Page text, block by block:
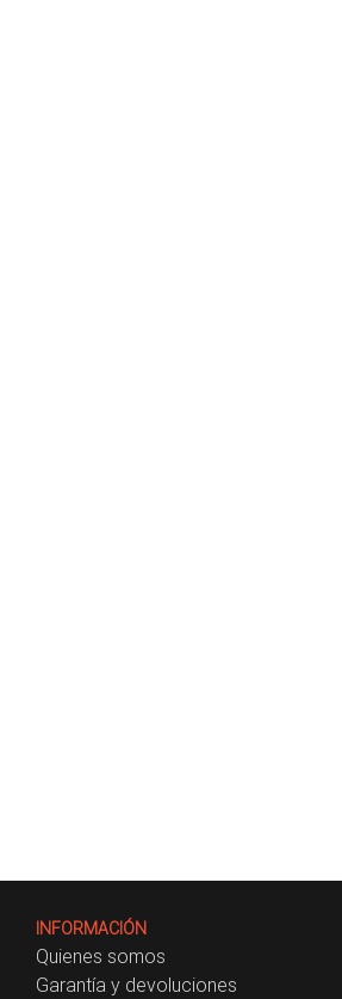
INFORMACIÓN
Quienes somos
Garantía y devoluciones